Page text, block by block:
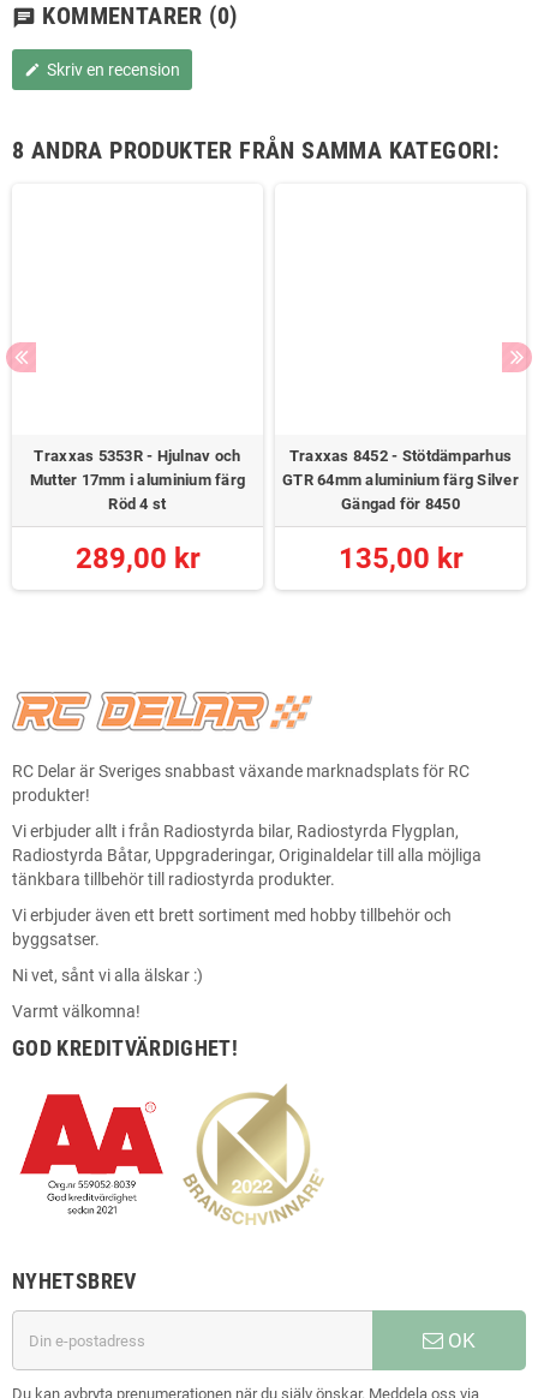
chat KOMMENTARER (0)
edit Skriv en recension
8 ANDRA PRODUKTER FRÅN SAMMA KATEGORI:
Traxxas 5353R - Hjulnav och
Mutter 17mm i aluminium färg
Röd 4 st
289,00 kr
Traxxas 8452 - Stötdämparhus
GTR 64mm aluminium färg Silver
Gängad för 8450
135,00 kr
RC Delar är Sveriges snabbast växande marknadsplats för RC
produkter!
Vi erbjuder allt i från Radiostyrda bilar, Radiostyrda Flygplan,
Radiostyrda Båtar, Uppgraderingar, Originaldelar till alla möjliga
tänkbara tillbehör till radiostyrda produkter.
Vi erbjuder även ett brett sortiment med hobby tillbehör och
byggsatser.
Ni vet, sånt vi alla älskar :)
Varmt välkomna!
GOD KREDITVÄRDIGHET!
NYHETSBREV
OK
Du kan avbryta prenumerationen när du själv önskar. Meddela oss via